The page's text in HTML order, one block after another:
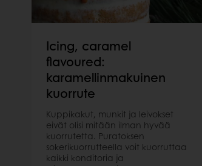
Icing, caramel
flavoured:
karamellinmakuinen
kuorrute
Kuppikakut, munkit ja leivokset
eivät olisi mitään ilman hyvää
kuorrutetta. Puratoksen
sokerikuorrutteella voit kuorruttaa
kaikki konditoria ja